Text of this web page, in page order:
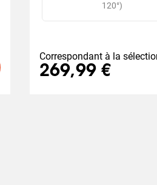
120°)
Correspondant à la
269,99 €